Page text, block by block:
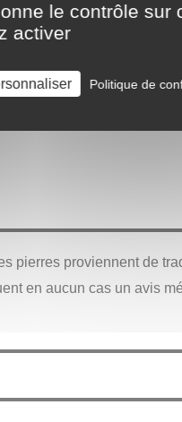
les propriétés
l’agate
pierres proviennent de
en aucun cas un avis
le contrôle sur
activer
Politique de